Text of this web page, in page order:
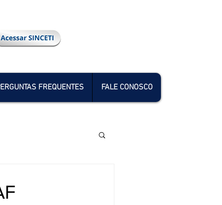
FREQUENTES FALE CONOSCO